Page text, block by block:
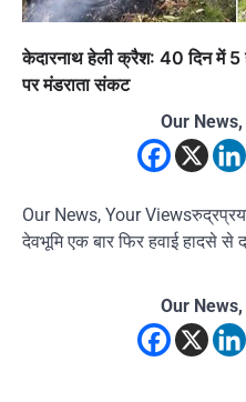
केदारनाथ हेली क्रैश: 40 दिन में 5
पर मंडराता संकट
Our
Our News, Your
देवभूमि एक बार फिर हवाई हादसे
Our